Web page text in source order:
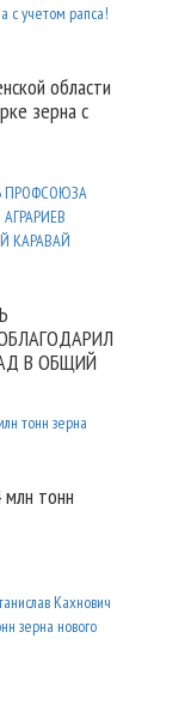
области
зерна с
В ОБЩИЙ
млн тонн